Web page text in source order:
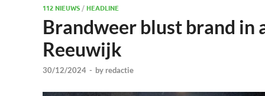
112 NIEUWS / HEADLINE
Brandweer blust brand in
Reeuwijk
30/12/2024 - by redactie